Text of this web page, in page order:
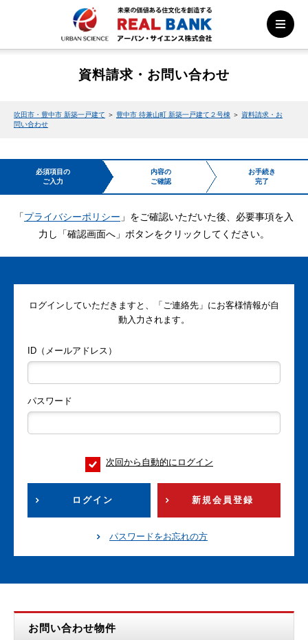
資料請求・お問い合わせ
吹田市・豊中市 新築一戸建て ＞ 豊中市 待兼山町 新築一戸建て２号棟 ＞ 資料請求・お
問い合わせ
必須項目の
ご入力
内容の
ご確認
お手続き
完了
「プライバシーポリシー 」をご確認いただいた後、必要事項を入
力し「確認画面へ」ボタンをクリックしてください。
ログインしていただきますと、「ご連絡先」にお客様情報が自
動入力されます。
ID（メールアドレス）
パスワード
次回から自動的にログイン
ログイン 新規会員登録
パスワードをお忘れの方
お問い合わせ物件